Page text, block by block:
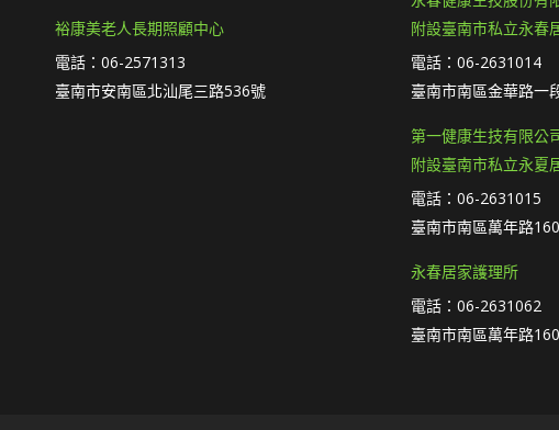
裕康美老人長期照顧中心
電話：06-2571313
臺南市安南區北汕尾三路536號
附設臺南市私立永春
電話：06-2631014
臺南市南區金華路一
第一健康生技有限公
附設臺南市私立永夏
電話：06-2631015
臺南市南區萬年路
永春居家護理所
電話：06-2631062
臺南市南區萬年路